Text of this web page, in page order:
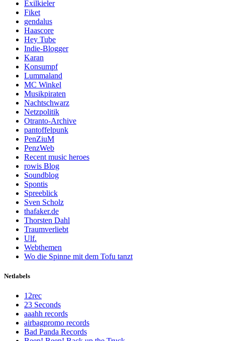
Exilkieler
Fiket
gendalus
Haascore
Hey Tube
Indie-Blogger
Karan
Konsumpf
Lummaland
MC Winkel
Musikpiraten
Nachtschwarz
Netzpolitik
Otranto-Archive
pantoffelpunk
PenZiuM
PenzWeb
Recent music heroes
rowis Blog
Soundblog
Spontis
Spreeblick
Sven Scholz
thafaker.de
Thorsten Dahl
Traumverliebt
Ulf.
Webthemen
Wo die Spinne mit dem Tofu tanzt
Netlabels
12rec
23 Seconds
aaahh records
airbagpromo records
Bad Panda Records